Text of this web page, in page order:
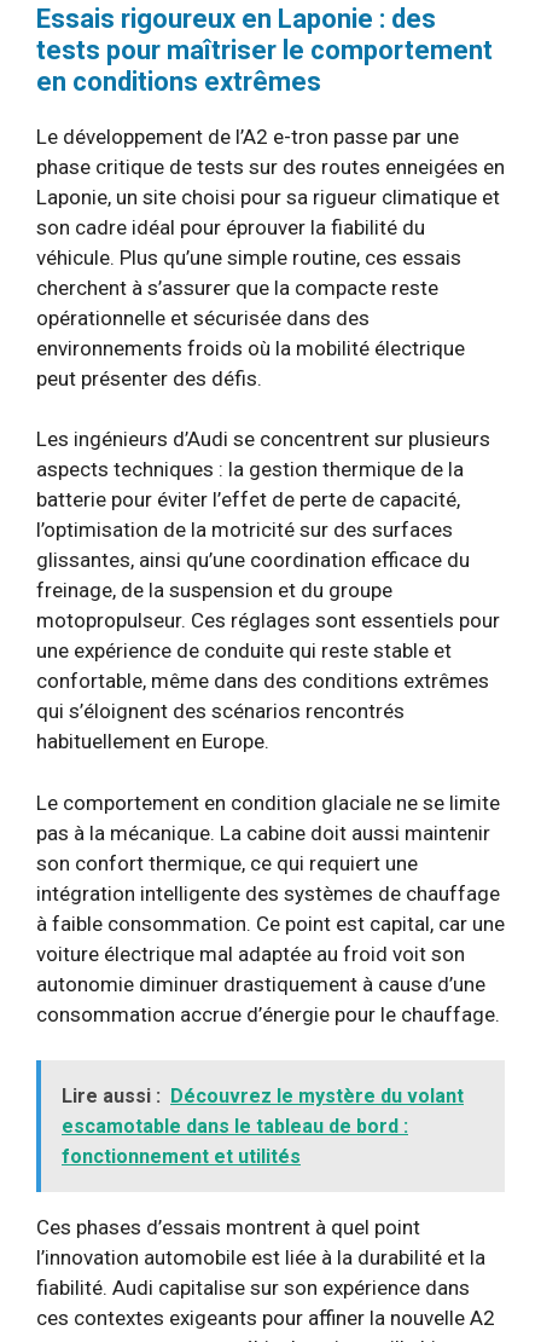
Essais rigoureux en Laponie : des
tests pour maîtriser le comportement
en conditions extrêmes
Le développement de l’A2 e-tron passe par une
phase critique de tests sur des routes enneigées en
Laponie, un site choisi pour sa rigueur climatique et
son cadre idéal pour éprouver la fiabilité du
véhicule. Plus qu’une simple routine, ces essais
cherchent à s’assurer que la compacte reste
opérationnelle et sécurisée dans des
environnements froids où la mobilité électrique
peut présenter des défis.
Les ingénieurs d’Audi se concentrent sur plusieurs
aspects techniques : la gestion thermique de la
batterie pour éviter l’effet de perte de capacité,
l’optimisation de la motricité sur des surfaces
glissantes, ainsi qu’une coordination efficace du
freinage, de la suspension et du groupe
motopropulseur. Ces réglages sont essentiels pour
une expérience de conduite qui reste stable et
confortable, même dans des conditions extrêmes
qui s’éloignent des scénarios rencontrés
habituellement en Europe.
Le comportement en condition glaciale ne se limite
pas à la mécanique. La cabine doit aussi maintenir
son confort thermique, ce qui requiert une
intégration intelligente des systèmes de chauffage
à faible consommation. Ce point est capital, car une
voiture électrique mal adaptée au froid voit son
autonomie diminuer drastiquement à cause d’une
consommation accrue d’énergie pour le chauffage.
Lire aussi : Découvrez le mystère du volant
escamotable dans le tableau de bord :
fonctionnement et utilités
Ces phases d’essais montrent à quel point
l’innovation automobile est liée à la durabilité et la
fiabilité. Audi capitalise sur son expérience dans
ces contextes exigeants pour affiner la nouvelle A2